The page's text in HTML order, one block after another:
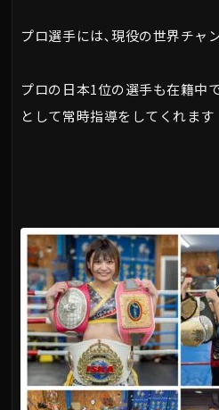
プロ選手には､現役の世界チャ
プロの日本1位の選手も在籍中
として常時指導をしてくれます